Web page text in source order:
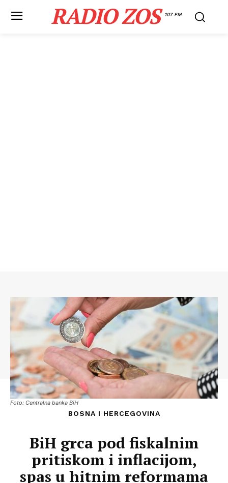
RADIO ZOS 107 FM
Foto: Centralna banka BiH
BOSNA I HERCEGOVINA
BiH grca pod fiskalnim
pritiskom i inflacijom,
spas u hitnim reformama